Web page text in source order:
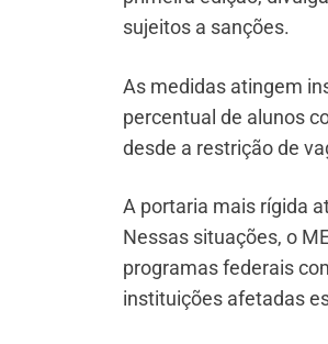
sujeitos a sanções.
As medidas atingem
percentual de alunos
desde a restrição de
A portaria mais rígida
Nessas situações, o
programas federais
instituições afetadas